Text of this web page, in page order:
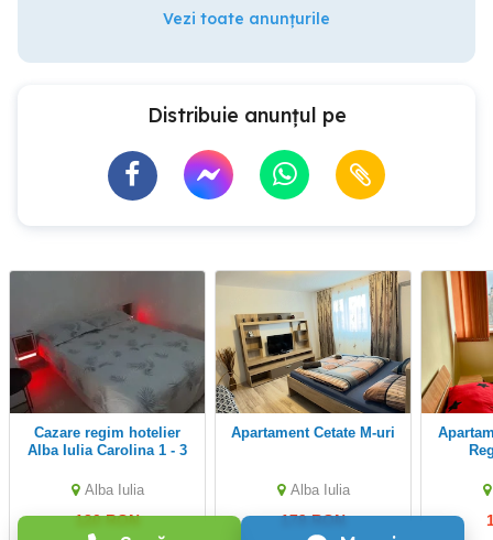
Vezi toate anunțurile
Distribuie anunțul pe
Cazare regim hotelier
Alba Iulia Carolina 1 - 3
120 lei pe zi
Alba Iulia
120 RON
Apartament Cetate M-uri
Alba Iulia
179 RON
Apartament 2 camere in